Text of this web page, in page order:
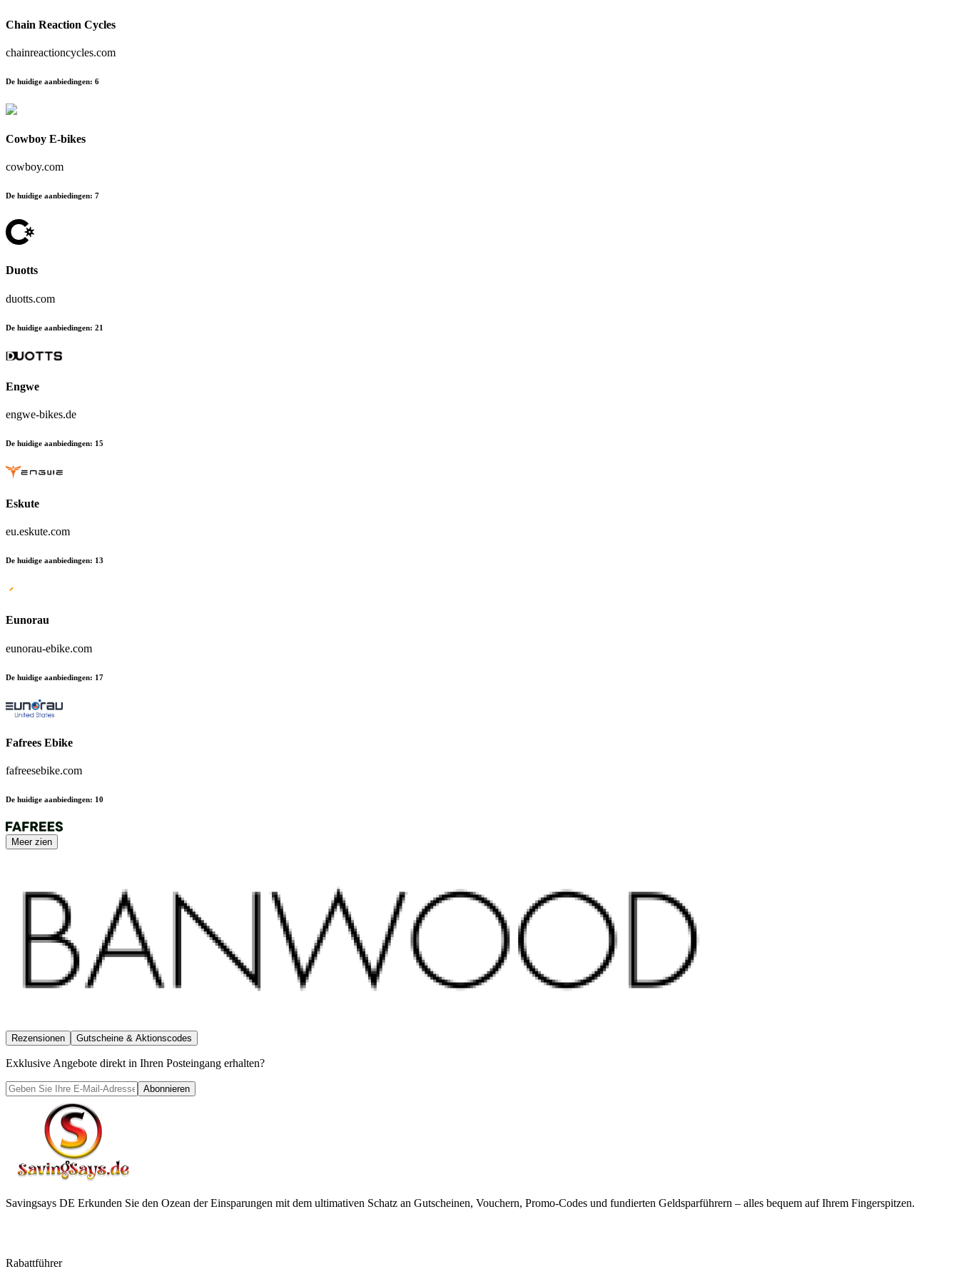
Chain Reaction Cycles
chainreactioncycles.com
De huidige aanbiedingen: 6
Cowboy E-bikes
cowboy.com
De huidige aanbiedingen: 7
Duotts
duotts.com
De huidige aanbiedingen: 21
Engwe
engwe-bikes.de
De huidige aanbiedingen: 15
Eskute
eu.eskute.com
De huidige aanbiedingen: 13
Eunorau
eunorau-ebike.com
De huidige aanbiedingen: 17
Fafrees Ebike
fafreesebike.com
De huidige aanbiedingen: 10
Meer zien
Rezensionen Gutscheine & Aktionscodes
Exklusive Angebote direkt in Ihren Posteingang erhalten?
Abonnieren
Savingsays DE Erkunden Sie den Ozean der Einsparungen mit dem ultimativen Schatz an Gutscheinen, Vouchern, Promo-Codes und fundierten Geldsparführern – alles bequem auf Ihrem Fingerspitzen.
Rabattführer